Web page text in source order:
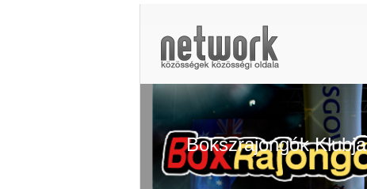
Bokszrajongók Klubja